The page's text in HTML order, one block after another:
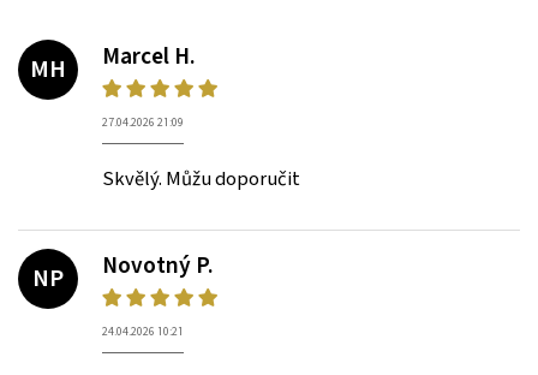
MH
Marcel H.
27.04.2026 21:09
Skvělý. Můžu doporučit
NP
Novotný P.
24.04.2026 10:21